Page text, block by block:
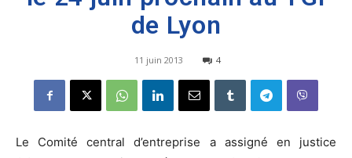
de Lyon
11 juin 2013 4
Le Comité central d’entreprise a assigné en justice